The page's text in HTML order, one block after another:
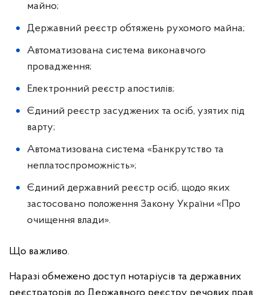
майно;
Державний реєстр обтяжень рухомого майна;
Автоматизована система виконавчого
провадження;
Електронний реєстр апостилів;
⁠Єдиний реєстр засуджених та осіб, узятих під
варту;
⁠Автоматизована система «Банкрутство та
неплатоспроможність»;
⁠Єдиний державний реєстр осіб, щодо яких
застосовано положення Закону України «Про
очищення влади».
Що важливо.
Наразі обмежено доступ нотаріусів та державних